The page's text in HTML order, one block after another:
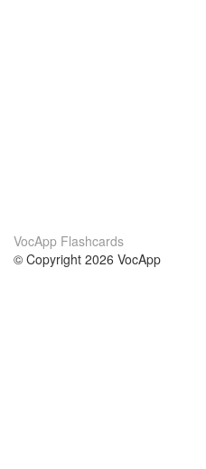
VocApp Flashcards
© Copyright 2026 VocApp